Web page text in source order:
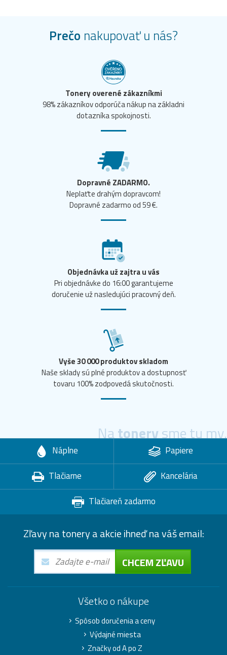
Prečo nakupovať u nás?
Tonery overené zákazníkmi
98% zákazníkov odporúča nákup na základni
dotazníka spokojnosti.
Dopravné ZADARMO.
Neplaťte drahým dopravcom!
Dopravné zadarmo od 59 €.
Objednávka už zajtra u vás
Pri objednávke do 16:00 garantujeme
doručenie už nasledujúci pracovný deň.
Vyše 30 000 produktov skladom
Naše sklady sú plné produktov a dostupnosť
tovaru 100% zodpovedá skutočnosti.
Natonerysme tu my.
Náplne
Papiere
Tlačiarne
Kancelária
Tlačiareň zadarmo
Zľavy na tonery a akcie ihneď na váš email:
CHCEM ZĽAVU
Všetko o nákupe
Spôsob doručenia a ceny
Výdajné miesta
Značky od A po Z